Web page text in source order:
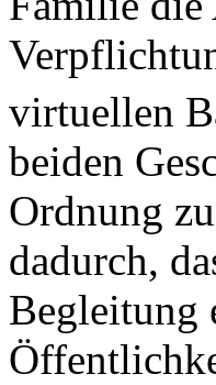
virtuellen
beiden
Ordnung
dadurch,
Begleitung